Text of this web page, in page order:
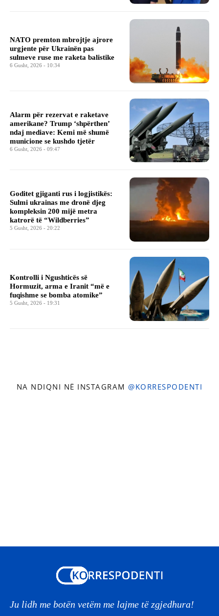
NATO premton mbrojtje ajrore
urgjente për Ukrainën pas
sulmeve ruse me raketa balistike
6 Gusht, 2026 - 10:34
Alarm për rezervat e raketave
amerikane? Trump ‘shpërthen’
ndaj mediave: Kemi më shumë
municione se kushdo tjetër
6 Gusht, 2026 - 09:47
Goditet gjiganti rus i logjistikës:
Sulmi ukrainas me dronë djeg
kompleksin 200 mijë metra
katrorë të “Wildberries”
5 Gusht, 2026 - 20:22
Kontrolli i Ngushticës së
Hormuzit, arma e Iranit “më e
fuqishme se bomba atomike”
5 Gusht, 2026 - 19:31
NA NDIQNI NË INSTAGRAM @KORRESPODENTI
Ju lidh me botën vetëm me lajme të zgjedhura!